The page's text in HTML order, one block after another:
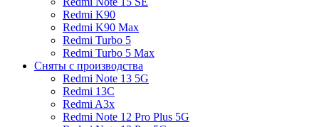
Redmi K90
Redmi K90 Max
Redmi Turbo 5
Redmi Turbo 5 Max
Сняты с производства
Redmi Note 13 5G
Redmi 13C
Redmi A3x
Redmi Note 12 Pro Plus 5G